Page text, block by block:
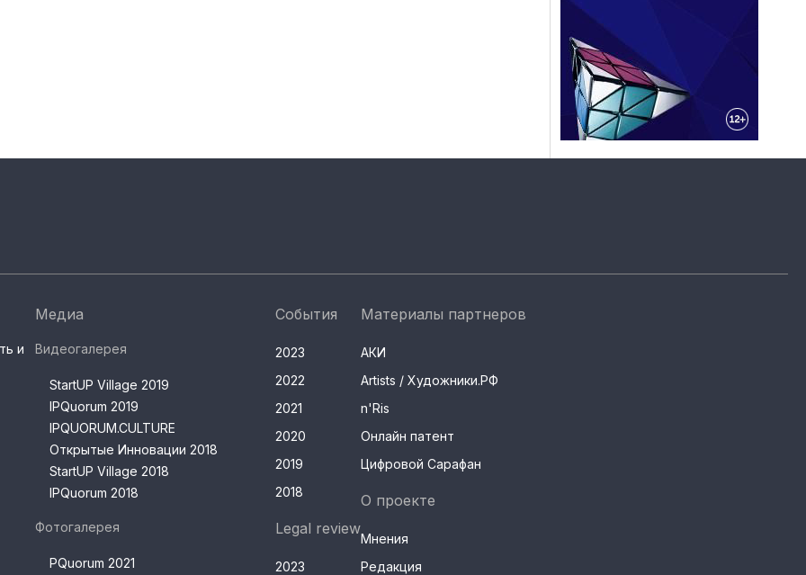
и
Медиа
Видеогалерея
StartUP Village 2019
IPQuorum 2019
IPQUORUM.CULTURE
Открытые Инновации 2018
StartUP Village 2018
IPQuorum 2018
Фотогалерея
PQuorum 2021
События
2023
2022
2021
2020
2019
2018
Legal review
2023
Материалы партнеров
АКИ
Artists / Художники.РФ
n'Ris
Онлайн патент
Цифровой Сарафан
О проекте
Мнения
Редакция